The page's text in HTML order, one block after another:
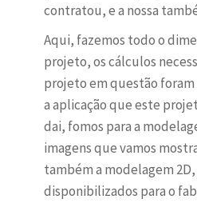
contratou, e a nossa
Aqui, fazemos todo o
projeto, os cálculos
projeto em questão foram
a aplicação que este
dai, fomos para a
imagens que vamos
também a modelagem
disponibilizados para o